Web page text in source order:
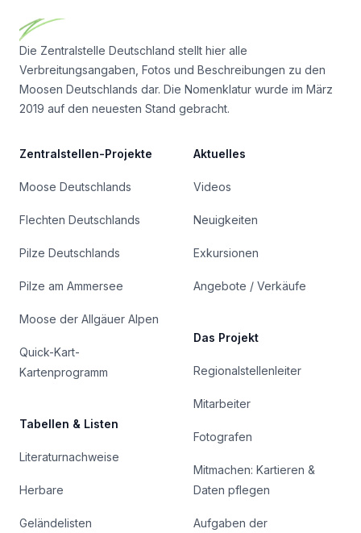
Die Zentralstelle Deutschland stellt hier alle
Verbreitungsangaben, Fotos und Beschreibungen zu den
Moosen Deutschlands dar. Die Nomenklatur wurde im März
2019 auf den neuesten Stand gebracht.
Zentralstellen-Projekte
Moose Deutschlands
Flechten Deutschlands
Pilze Deutschlands
Pilze am Ammersee
Moose der Allgäuer Alpen
Quick-Kart-
Kartenprogramm
Tabellen & Listen
Literaturnachweise
Herbare
Geländelisten
Aktuelles
Videos
Neuigkeiten
Exkursionen
Angebote / Verkäufe
Das Projekt
Regionalstellenleiter
Mitarbeiter
Fotografen
Mitmachen: Kartieren &
Daten pflegen
Aufgaben der